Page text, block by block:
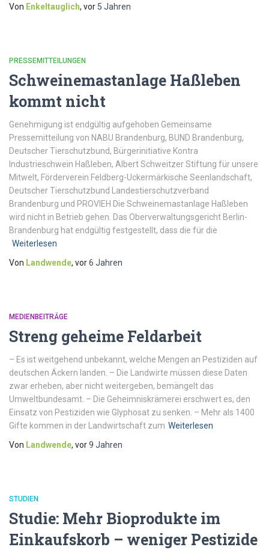
Von Enkeltauglich, vor 5 Jahren
PRESSEMITTEILUNGEN
Schweinemastanlage Haßleben
kommt nicht
Genehmigung ist endgültig aufgehoben Gemeinsame
Pressemitteilung von NABU Brandenburg, BUND Brandenburg,
Deutscher Tierschutzbund, Bürgerinitiative Kontra
Industrieschwein Haßleben, Albert Schweitzer Stiftung für unsere
Mitwelt, Förderverein Feldberg-Uckermärkische Seenlandschaft,
Deutscher Tierschutzbund Landestierschutzverband
Brandenburg und PROVIEH Die Schweinemastanlage Haßleben
wird nicht in Betrieb gehen. Das Oberverwaltungsgericht Berlin-
Brandenburg hat endgültig festgestellt, dass die für die
Weiterlesen
Von Landwende, vor6 Jahren
MEDIENBEITRÄGE
Streng geheime Feldarbeit
– Es ist weitgehend unbekannt, welche Mengen an Pestiziden auf
deutschen Äckern landen. – Die Landwirte müssen diese Daten
zwar erheben, aber nicht weitergeben, bemängelt das
Umweltbundesamt. – Die Geheimniskrämerei erschwert es, den
Einsatz von Pestiziden wie Glyphosat zu senken. – Mehr als 1400
Gifte kommen in der Landwirtschaft zum Weiterlesen
Von Landwende, vor9 Jahren
STUDIEN
Studie: Mehr Bioprodukte im
Einkaufskorb – weniger Pestizide